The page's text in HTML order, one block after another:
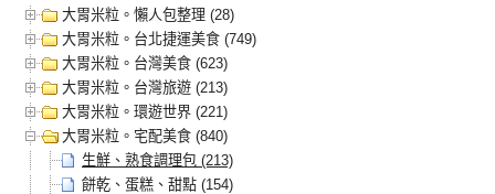
大胃米粒。懶人包整理 (28)
大胃米粒。台北捷運美食 (749)
大胃米粒。台灣美食 (623)
大胃米粒。台灣旅遊 (213)
大胃米粒。環遊世界 (221)
大胃米粒。宅配美食 (840)
生鮮、熟食調理包 (213)
餅乾、蛋糕、甜點 (154)